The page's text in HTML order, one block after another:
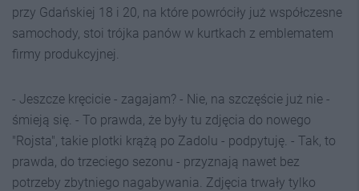
przy Gdańskiej 18 i 20, na które powróciły już współczesne
samochody, stoi trójka panów w kurtkach z emblematem
firmy produkcyjnej.
- Jeszcze kręcicie - zagajam? - Nie, na szczęście już nie -
śmieją się. - To prawda, że były tu zdjęcia do nowego
"Rojsta", takie plotki krążą po Zadolu - podpytuję. - Tak, to
prawda, do trzeciego sezonu - przyznają nawet bez
potrzeby zbytniego nagabywania. Zdjęcia trwały tylko